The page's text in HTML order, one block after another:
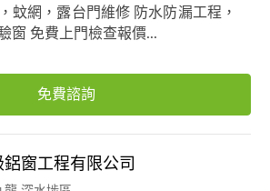
蚊網，露台門維修 防水防漏工程，
窗 免費上門檢查報價...
免費諮詢
鋁窗工程有限公司